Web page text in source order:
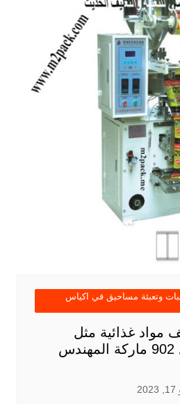
وتعبئة مساحيق في اكياس
مواد غذائية مثل
المكسرات موديل 902 ماركة المهندس